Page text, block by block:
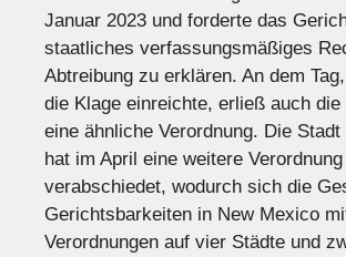
Januar 2023 und forderte das
staatliches verfassungsmäßiges
Abtreibung zu erklären. An dem
die Klage einreichte, erließ auch
eine ähnliche Verordnung. Die Stadt
hat im April eine weitere Verordnung
verabschiedet, wodurch sich die
Gerichtsbarkeiten in New Mexico
Verordnungen auf vier Städte und